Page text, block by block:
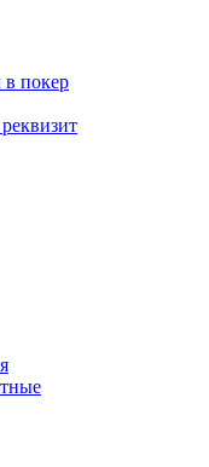
в покер